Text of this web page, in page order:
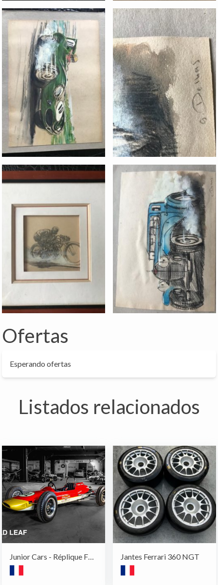
Ofertas
Esperando ofertas
Listados relacionados
Junior Cars - Réplique F1 - Harrington Jantes Ferrari 360 NGT